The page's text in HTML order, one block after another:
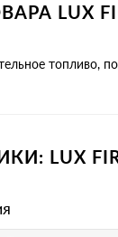
LUX
топливо,
LUX